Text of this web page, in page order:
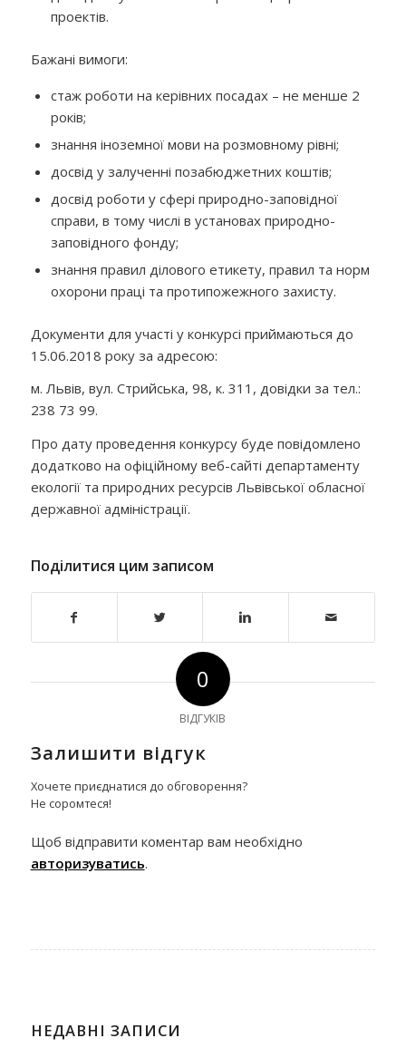
проектів.
Бажані вимоги:
стаж роботи на керівних посадах – не менше 2
років;
знання іноземної мови на розмовному рівні;
досвід у залученні позабюджетних коштів;
досвід роботи у сфері природно-заповідної
справи, в тому числі в установах природно-
заповідного фонду;
знання правил ділового етикету, правил та норм
охорони праці та протипожежного захисту.
Документи для участі у конкурсі приймаються до
15.06.2018 року за адресою:
м. Львів, вул. Стрийська, 98, к. 311, довідки за тел.:
238 73 99.
Про дату проведення конкурсу буде повідомлено
додатково на офіційному веб-сайті департаменту
екології та природних ресурсів Львівської обласної
державної адміністрації.
Поділитися цим записом
0
ВІДГУКІВ
Залишити відгук
Хочете приєднатися до обговорення?
Не соромтеся!
Щоб відправити коментар вам необхідно
авторизуватись.
НЕДАВНІ ЗАПИСИ